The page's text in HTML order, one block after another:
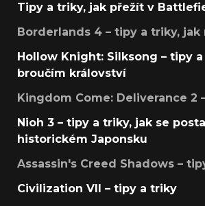
Tipy a triky, jak přežít v
Borderlands 4 – tipy a triky,
Hollow Knight: Silksong – tipy
broučím království
Kingdom Come: Deliverance 2
Nioh 3 – tipy a triky, jak se
historickém Japonsku
Assassin's Creed Shadows –
Civilization VII – tipy a triky